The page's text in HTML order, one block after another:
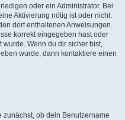
oder ein Administrator. Bei
Aktivierung nötig ist oder nicht.
dort enthaltenen Anweisungen.
korrekt eingegeben hast oder
Wenn du dir sicher bist,
wurde, dann kontaktiere einen
zunächst, ob dein Benutzername